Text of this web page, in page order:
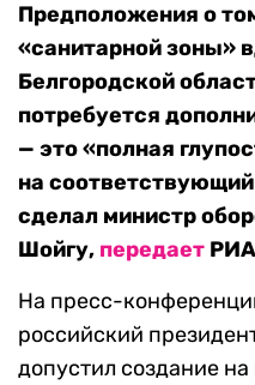
Предположения о
«санитарной зоны»
Белгородской
потребуется
— это «полная
на
сделал министр
Шойгу, передает
На пресс-
российский
допустил создание